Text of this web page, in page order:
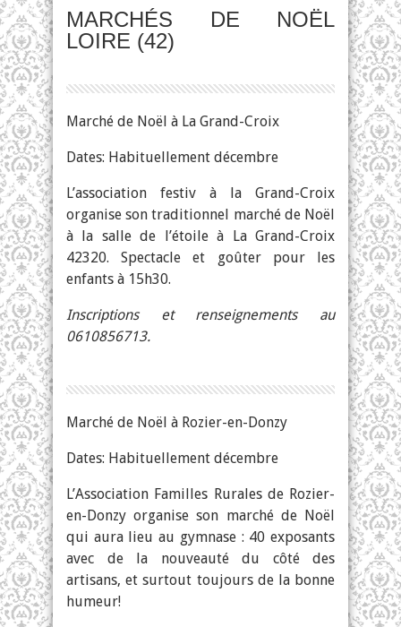
MARCHÉS DE NOËL
LOIRE (42)
Marché de Noël à La Grand-Croix
Dates: Habituellement décembre
L’association festiv à la Grand-Croix
organise son traditionnel marché de Noël
à la salle de l’étoile à La Grand-Croix
42320. Spectacle et goûter pour les
enfants à 15h30.
Inscriptions et renseignements au
0610856713.
Marché de Noël à Rozier-en-Donzy
Dates: Habituellement décembre
L’Association Familles Rurales de Rozier-
en-Donzy organise son marché de Noël
qui aura lieu au gymnase : 40 exposants
avec de la nouveauté du côté des
artisans, et surtout toujours de la bonne
humeur!